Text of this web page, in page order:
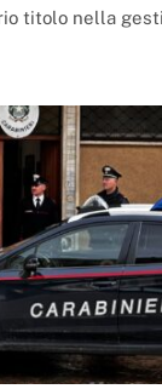
titolo nella